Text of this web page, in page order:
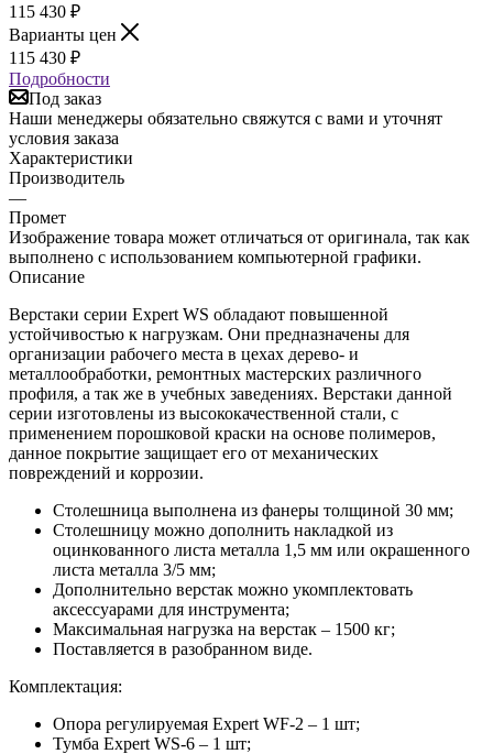
115 430 ₽
Варианты цен
115 430 ₽
Подробности
Под заказ
Наши менеджеры обязательно свяжутся с вами и уточнят
условия заказа
Характеристики
Производитель
—
Промет
Изображение товара может отличаться от оригинала, так как
выполнено с использованием компьютерной графики.
Описание
Верстаки серии Expert WS обладают повышенной
устойчивостью к нагрузкам. Они предназначены для
организации рабочего места в цехах дерево- и
металлообработки, ремонтных мастерских различного
профиля, а так же в учебных заведениях. Верстаки данной
серии изготовлены из высококачественной стали, с
применением порошковой краски на основе полимеров,
данное покрытие защищает его от механических
повреждений и коррозии.
Столешница выполнена из фанеры толщиной 30 мм;
Столешницу можно дополнить накладкой из
оцинкованного листа металла 1,5 мм или окрашенного
листа металла 3/5 мм;
Дополнительно верстак можно укомплектовать
аксессуарами для инструмента;
Максимальная нагрузка на верстак – 1500 кг;
Поставляется в разобранном виде.
Комплектация:
Опора регулируемая Expert WF-2 – 1 шт;
Тумба Expert WS-6 – 1 шт;